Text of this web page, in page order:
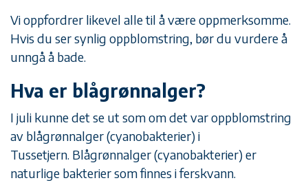
Vi oppfordrer likevel alle til å være oppmerksomme.
Hvis du ser synlig oppblomstring, bør du vurdere å
unngå å bade.
Hva er blågrønnalger?
I juli kunne det se ut som om det var oppblomstring
av blågrønnalger (cyanobakterier) i
Tussetjern. Blågrønnalger (cyanobakterier) er
naturlige bakterier som finnes i ferskvann.